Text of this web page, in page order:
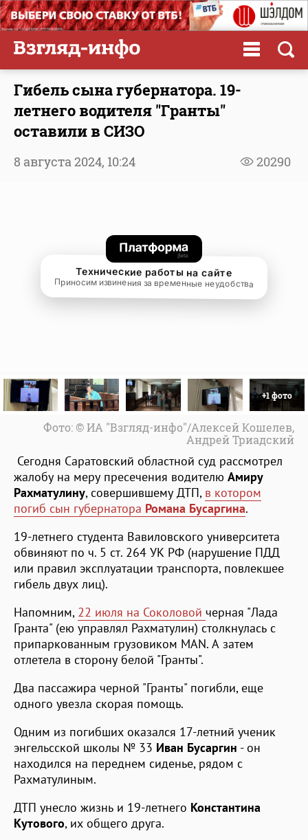
Гибель сына губернатора. 19-
летнего водителя "Гранты"
оставили в СИЗО
20290
8 августа 2024, 10:24
+1 фото
Фото: © ИА "Взгляд-инфо"/Алексей Кошелев,
Андрей Триадский
Сегодня Саратовский областной суд рассмотрел
жалобу на меру пресечения водителю Амиру
Рахматулину, совершившему ДТП, в котором
погиб сын губернатора Романа Бусаргина.
19-летнего студента Вавиловского университета
обвиняют по ч. 5 ст. 264 УК РФ (нарушение ПДД
или правил эксплуатации транспорта, повлекшее
гибель двух лиц).
Напомним, 22 июля на Соколовой черная "Лада
Гранта" (ею управлял Рахматулин) столкнулась с
припаркованным грузовиком MAN. А затем
отлетела в сторону белой "Гранты".
Два пассажира черной "Гранты" погибли, еще
одного увезла скорая помощь.
Одним из погибших оказался 17-летний ученик
энгельсской школы № 33 Иван Бусаргин - он
находился на переднем сиденье, рядом с
Рахматулиным.
ДТП унесло жизнь и 19-летнего Константина
Кутового, их общего друга.